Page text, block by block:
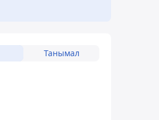
Танымал